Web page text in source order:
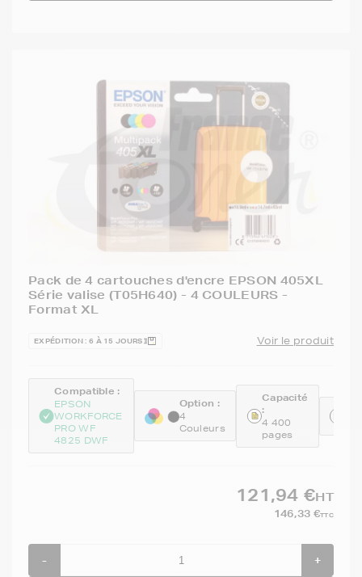
Pack de 4 cartouches d'encre EPSON 405XL
Série valise (T05H640) - 4 COULEURS -
Format XL
EXPÉDITION : 6 À 15 JOURS Voir le produit
Compatible :
EPSON
WORKFORCE
PRO WF
4825 DWF
Option :
4
Couleurs
Capacité
:
4 400
pages
121,94 €HT
146,33 €TTC
- +